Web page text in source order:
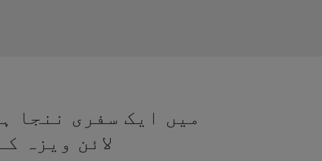
میں ایک سفری ننجا
لائن ویزہ